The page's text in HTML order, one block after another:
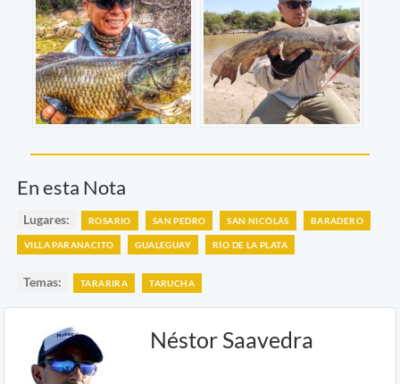
En esta Nota
Lugares: ROSARIO SAN PEDRO SAN NICOLÁS BARADERO
VILLA PARANACITO GUALEGUAY RÍO DE LA PLATA
Temas: TARARIRA TARUCHA
Néstor Saavedra